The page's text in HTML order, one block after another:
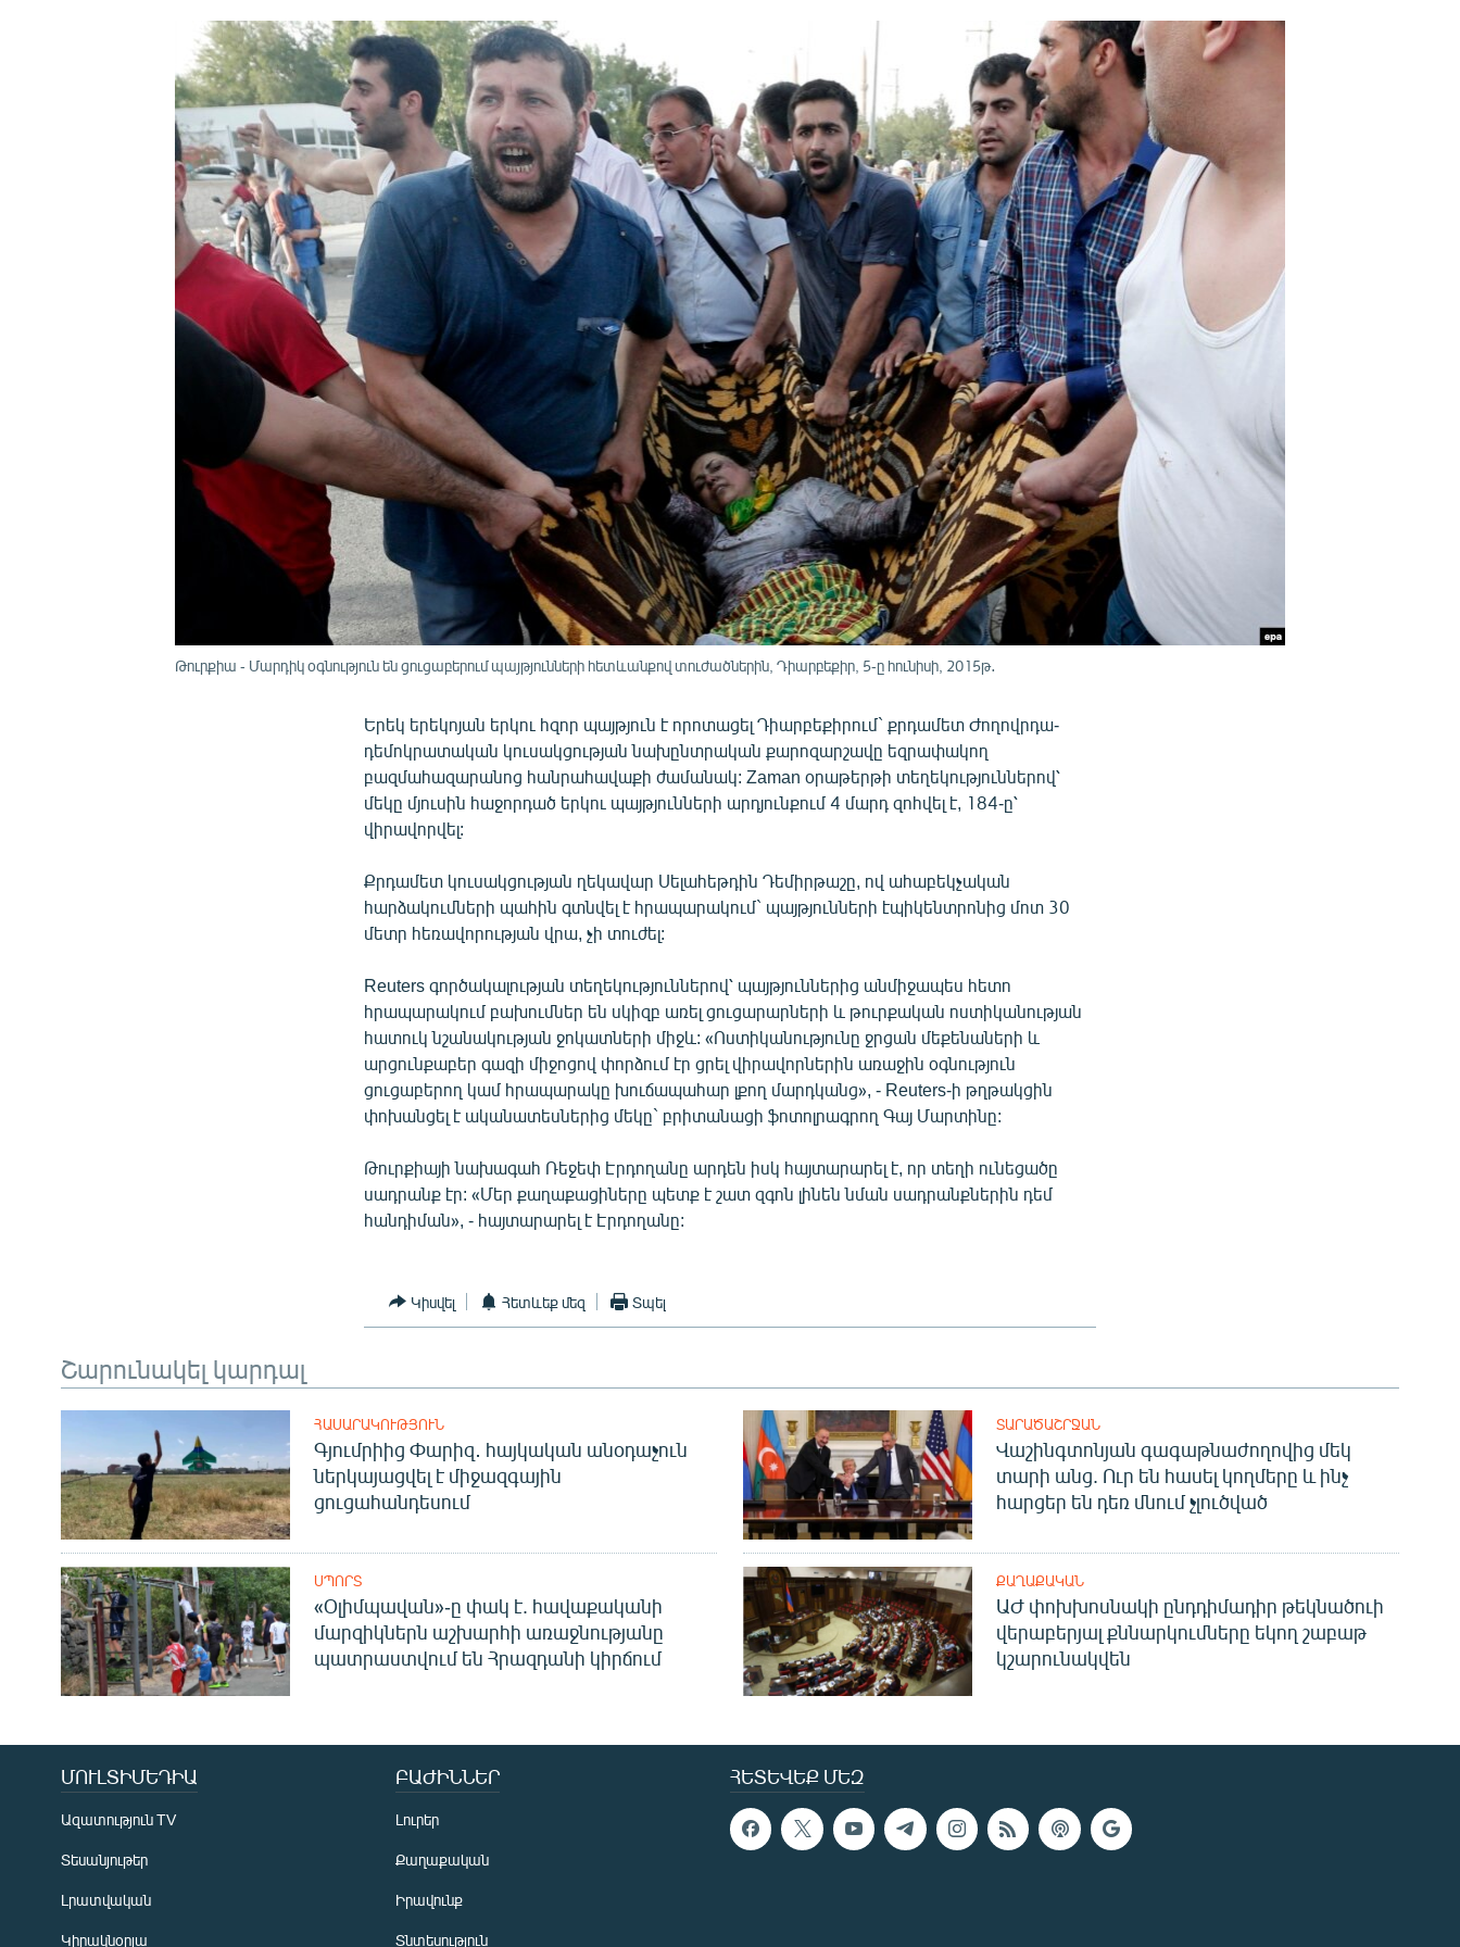
ՄԵԿՆԱԲԱՆՈՒԹՅՈՒՆ
ՁԳՏԵԼՈՎ ԼԱՎԱԳՈՒՅՆԻՆ
Թուրքիա - Մարդիկ օգնություն են ցուցաբերում պայթյունների հետևանքով տուժածներին, Դիարբեքիր, 5-ը հունիսի, 2015թ․
Երեկ երեկոյան երկու հզոր պայթյուն է որոտացել Դիարբեքիրում` քրդամետ Ժողովրդա-
դեմոկրատական կուսակցության նախընտրական քարոզարշավը եզրափակող
բազմահազարանոց հանրահավաքի ժամանակ: Zaman օրաթերթի տեղեկություններով՝
մեկը մյուսին հաջորդած երկու պայթյունների արդյունքում 4 մարդ զոհվել է, 184-ը՝
վիրավորվել:
Քրդամետ կուսակցության ղեկավար Սելահեթդին Դեմիրթաշը, ով ահաբեկչական
հարձակումների պահին գտնվել է հրապարակում` պայթյունների էպիկենտրոնից մոտ 30
մետր հեռավորության վրա, չի տուժել:
Reuters գործակալության տեղեկություններով՝ պայթյուններից անմիջապես հետո
հրապարակում բախումներ են սկիզբ առել ցուցարարների և թուրքական ոստիկանության
հատուկ նշանակության ջոկատների միջև: «Ոստիկանությունը ջրցան մեքենաների և
արցունքաբեր գազի միջոցով փորձում էր ցրել վիրավորներին առաջին օգնություն
ցուցաբերող կամ հրապարակը խուճապահար լքող մարդկանց», - Reuters-ի թղթակցին
փոխանցել է ականատեսներից մեկը` բրիտանացի ֆոտոլրագրող Գայ Մարտինը:
Թուրքիայի նախագահ Ռեջեփ Էրդողանը արդեն իսկ հայտարարել է, որ տեղի ունեցածը
սադրանք էր: «Մեր քաղաքացիները պետք է շատ զգոն լինեն նման սադրանքներին դեմ
հանդիման», - հայտարարել է Էրդողանը:
Կիսվել Հետևեք մեզ Տպել
Շարունակել կարդալ
ՀԱՍԱՐԱԿՈՒԹՅՈՒՆ
Գյումրիից Փարիզ․ հայկական անօդաչուն
ներկայացվել է միջազգային
ցուցահանդեսում
ՏԱՐԱԾԱՇՐՋԱՆ
Վաշինգտոնյան գագաթնաժողովից մեկ
տարի անց. Ուր են հասել կողմերը և ինչ
հարցեր են դեռ մնում չլուծված
ՍՊՈՐՏ
«Օլիմպավան»-ը փակ է. հավաքականի
մարզիկներն աշխարհի առաջնությանը
պատրաստվում են Հրազդանի կիրճում
ՔԱՂԱՔԱԿԱՆ
ԱԺ փոխխոսնակի ընդդիմադիր թեկնածուի
վերաբերյալ քննարկումները եկող շաբաթ
կշարունակվեն
ՀԵՏԵՎԵՔ ՄԵԶ
ՄՈՒԼՏԻՄԵԴԻԱ
Ազատություն TV
Տեսանյութեր
Լրատվական
Կիրակնօրյա
ԲԱԺԻՆՆԵՐ
Լուրեր
Քաղաքական
Իրավունք
Տնտեսություն